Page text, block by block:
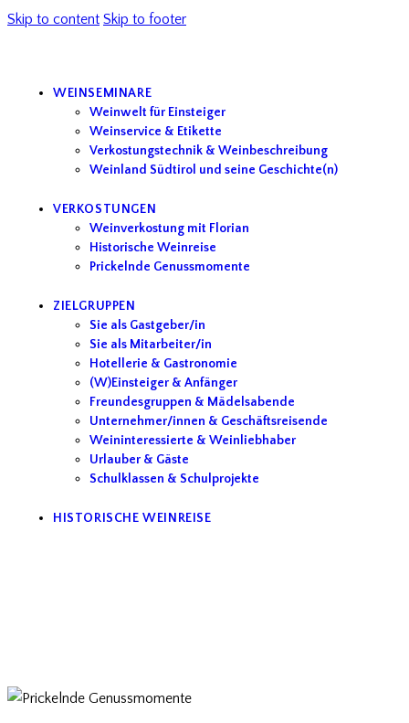
Skip to content Skip to footer
WEINSEMINARE
Weinwelt für Einsteiger
Weinservice & Etikette
Verkostungstechnik & Weinbeschreibung
Weinland Südtirol und seine Geschichte(n)
VERKOSTUNGEN
Weinverkostung mit Florian
Historische Weinreise
Prickelnde Genussmomente
ZIELGRUPPEN
Sie als Gastgeber/in
Sie als Mitarbeiter/in
Hotellerie & Gastronomie
(W)Einsteiger & Anfänger
Freundesgruppen & Mädelsabende
Unternehmer/innen & Geschäftsreisende
Weininteressierte & Weinliebhaber
Urlauber & Gäste
Schulklassen & Schulprojekte
HISTORISCHE WEINREISE